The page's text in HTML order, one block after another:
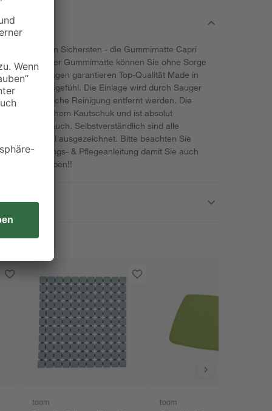
unter den Sichersten - die Gummimatte Capri
mit dieser Gummimatte können Sie ohne Sorge
Duscheinlagen garantieren Top-Qualität Made in
Sicherheitsgefühl. Die Einlage wird durch Sauger
für die tägliche Reinigung entfernt werden. Die
synthetischem Kautschuk und ist absolut
im Gebrauch. Selbstverständlich sind alle
Prüfsiegel ausgezeichnet. Bitte beachten Sie
Bedienungs- & Pflegeanleitung damit Sie auch
haben!!
toom toom